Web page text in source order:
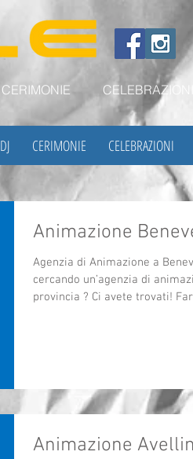
CERIMONIE CELEBRAZIONI
DJ CERIMONIE CELEBRAZIONI
Animazione
Agenzia di Animazione a
cercando un’agenzia di
provincia ? Ci avete trovati!
Animazione